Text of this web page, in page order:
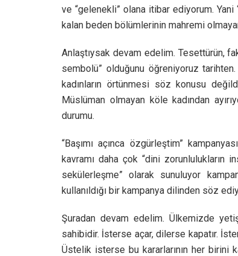
ve “gelenekli” olana itibar ediyorum.
kalan beden bölümlerinin mahremi
Anlaştıysak devam edelim. Tesettürün,
sembolü” olduğunu öğreniyoruz
kadınların örtünmesi söz konusu
Müslüman olmayan köle kadından
durumu.
“Başımı açınca özgürleştim”
kavramı daha çok “dini zorunlulukların
sekülerleşme” olarak sunuluyor
kullanıldığı bir kampanya dilinden söz
Şuradan devam edelim. Ülkemizde
sahibidir. İsterse açar, dilerse kapatır.
Üstelik isterse bu kararlarının her birini